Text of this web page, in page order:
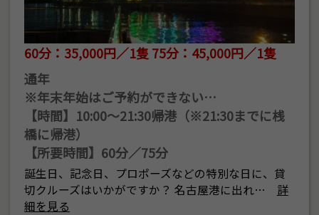
60分：35,000円／1隻 75分：45,000円／1隻
通年
※年末年始はご予約ができない…
【時間】10:00～21:30帰港（※21:30までに桟
橋に帰港）
【所要時間】60分／75分
誕生日、記念日、プロポーズなどの特別な日に、貸
切クルーズはいかがですか？ 名古屋港に出れ…
詳
細を見る